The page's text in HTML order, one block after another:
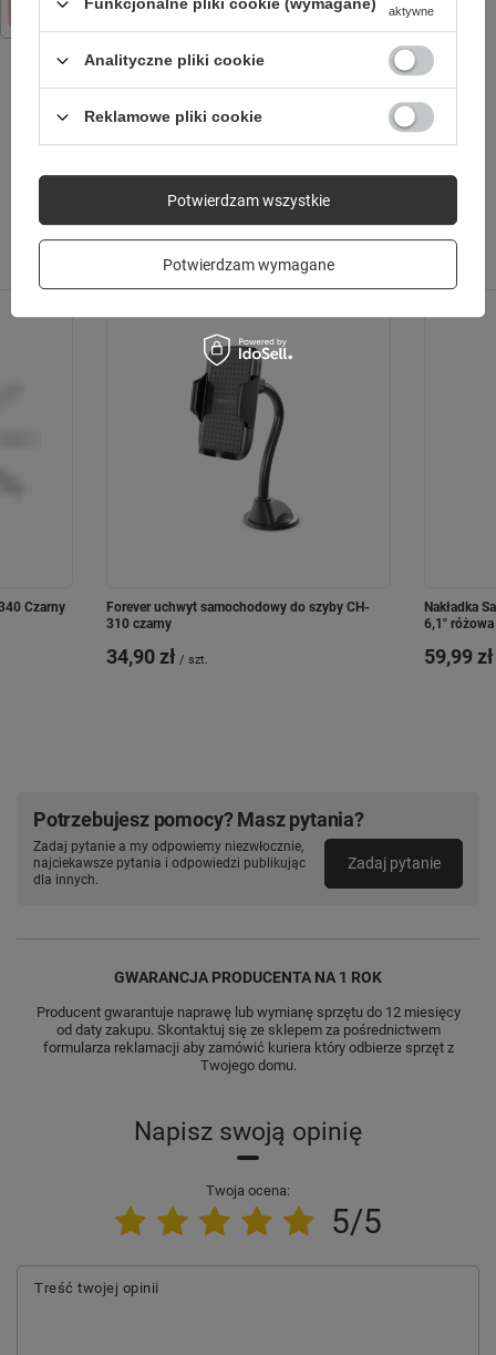
134,99 zł
SPRAWDŹ TAKŻE
Poprzedni z tej kategorii
Czarny
Forever uchwyt samochodowy do szyby CH-
310 czarny
34,90 zł / szt.
Nakładka
6,1" różowa
59,99 zł
Następny z tej kategorii
Potrzebujesz pomocy? Masz pytania?
Zadaj pytanie a my odpowiemy niezwłocznie,
najciekawsze pytania i odpowiedzi publikując
dla innych.
Zadaj pytanie
GWARANCJA PRODUCENTA NA 1 ROK
Producent gwarantuje naprawę lub wymianę sprzętu do 12 miesięcy
od daty zakupu. Skontaktuj się ze sklepem za pośrednictwem
formularza reklamacji aby zamówić kuriera który odbierze sprzęt z
Twojego domu.
Napisz swoją opinię
Twoja ocena:
5/5
Treść twojej opinii
aktywne
Analityczne pliki cookie
Reklamowe pliki cookie
Potwierdzam wymagane
Potwierdzam wszystkie